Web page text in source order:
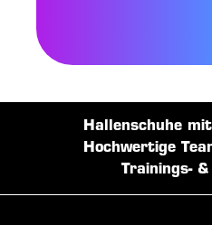
Hallenschuhe
Hochwertige
Trainings-